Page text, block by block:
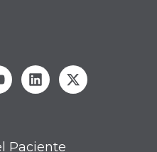
Paciente